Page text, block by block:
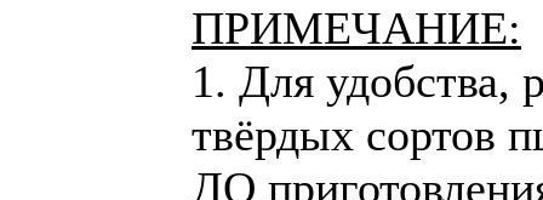
ПРИМЕЧАНИЕ:
1. Для удобства,
твёрдых сортов
ДО